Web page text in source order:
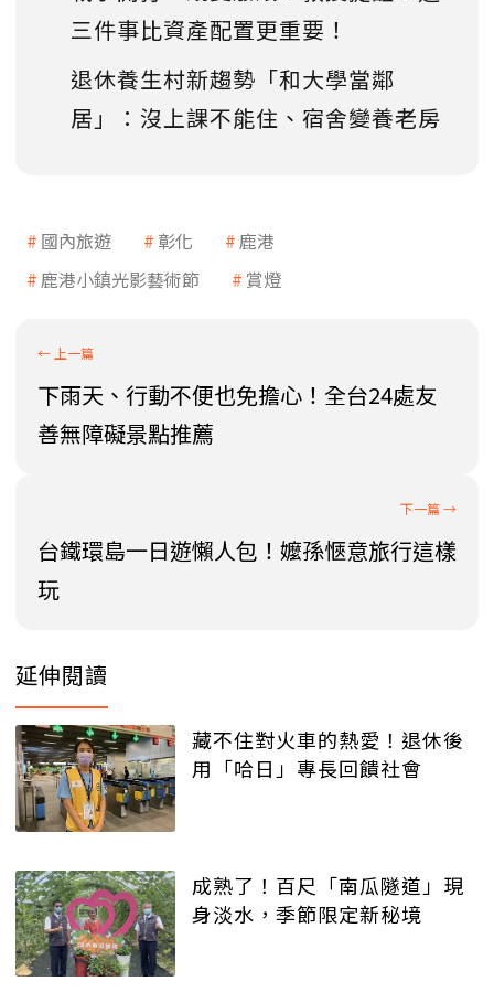
三件事比資產配置更重要！
退休養生村新趨勢「和大學當鄰
居」：沒上課不能住、宿舍變養老房
國內旅遊 彰化
鹿港
鹿港小鎮光影藝術節
賞燈
下雨天、行動不便也免擔心！全台24處友
善無障礙景點推薦
台鐵環島一日遊懶人包！嬤孫愜意旅行這樣
玩
延伸閱讀
藏不住對火車的熱愛！退休後
用「哈日」專長回饋社會
成熟了！百尺「南瓜隧道」現
身淡水，季節限定新秘境